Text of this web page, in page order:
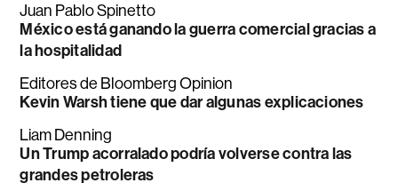
Juan Pablo Spinetto
México está ganando la guerra comercial gracias a
la hospitalidad
Editores de Bloomberg Opinion
Kevin Warsh tiene que dar algunas explicaciones
Liam Denning
Un Trump acorralado podría volverse contra las
grandes petroleras